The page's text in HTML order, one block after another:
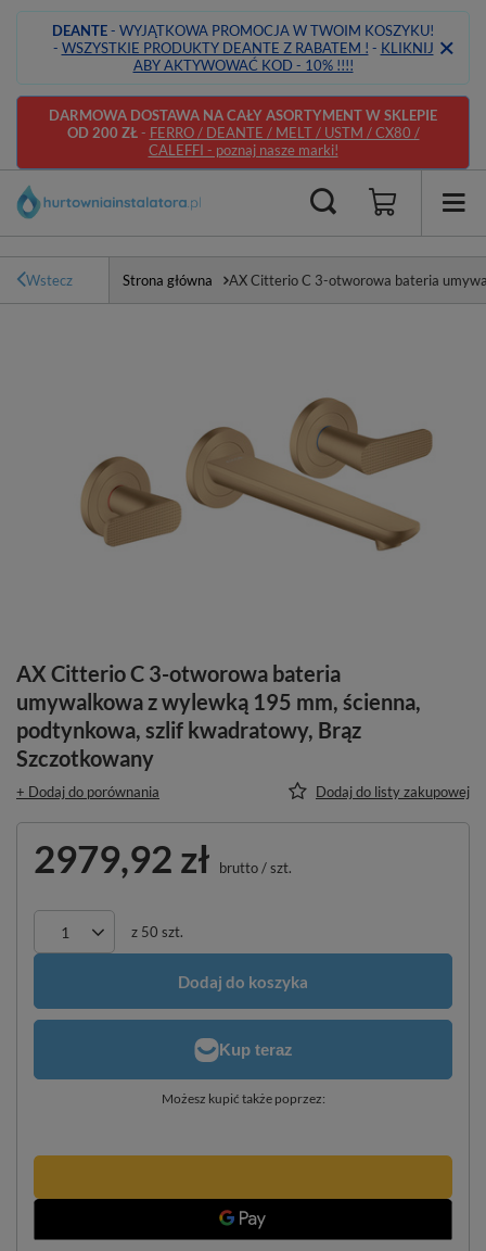
DEANTE- WYJĄTKOWA PROMOCJA W TWOIM KOSZYKU!
- WSZYSTKIE PRODUKTY DEANTE Z RABATEM ! - KLIKNIJ
ABY AKTYWOWAĆ KOD - 10% !!!!
DARMOWA DOSTAWA NA CAŁY ASORTYMENT W SKLEPIE
OD 200 ZŁ- FERRO / DEANTE / MELT / USTM / CX80 /
CALEFFI - poznaj nasze marki!
Wstecz Strona główna AX Citterio C 3-otworowa bateria
AX Citterio C 3-otworowa bateria
umywalkowa z wylewką 195 mm, ścienna,
podtynkowa, szlif kwadratowy, Brąz
Szczotkowany
+ Dodaj do porównania Dodaj do listy zakupowej
2979,92 zł brutto/szt.
z 50 szt.
Dodaj do koszyka
Możesz kupić także poprzez: